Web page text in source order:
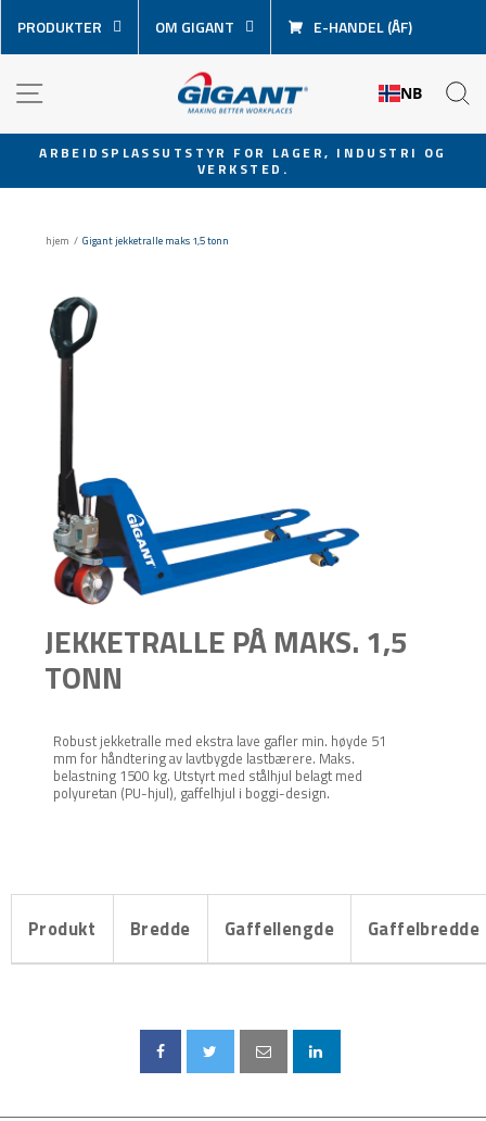
over
innhold
PRODUKTER OM GIGANT E-HANDEL (ÅF)
NB
Sett
ARBEIDSPLASSUTSTYR FOR LAGER, INDUSTRI OG
VERKSTED.
hjem / Gigant jekketralle maks 1,5 tonn
JEKKETRALLE PÅ MAKS. 1,5
TONN
Robust jekketralle med ekstra lave gafler min. høyde 51
mm for håndtering av lavtbygde lastbærere. Maks.
belastning 1500 kg. Utstyrt med stålhjul belagt med
polyuretan (PU-hjul), gaffelhjul i boggi-design.
Produkt Bredde Gaffellengde Gaffelbredde